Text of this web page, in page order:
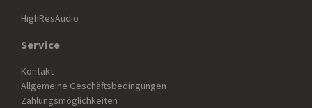
HighResAudio
Service
Kontakt
Allgemeine Geschäftsbedingungen
Zahlungsmöglichkeiten